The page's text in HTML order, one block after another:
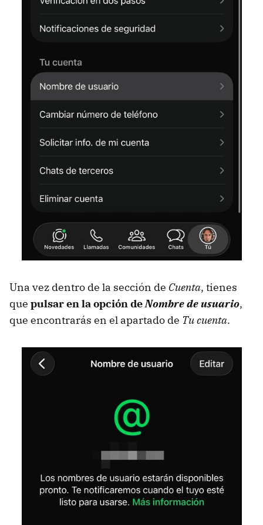
Una vez dentro de la sección de Cuenta, tienes
que pulsar en la opción deNombre de usuario,
que encontrarás en el apartado de Tu cuenta.